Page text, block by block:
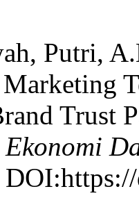
Putri,
Trust